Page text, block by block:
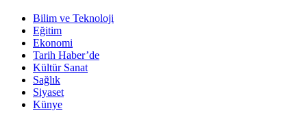
Bilim ve Teknoloji
Eğitim
Ekonomi
Tarih Haber’de
Kültür Sanat
Sağlık
Siyaset
Künye